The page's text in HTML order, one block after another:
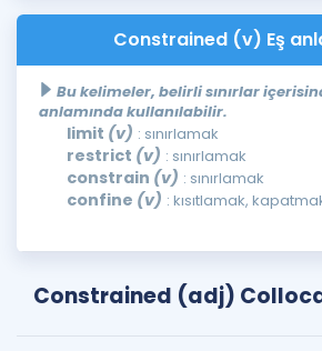
Constrained (v) Eş
Bu kelimeler, belirli sınırlar
anlamında kullanılabilir.
limit (v) : sınırlamak
restrict (v) : sınırlamak
constrain (v) : sınırlamak
confine (v) : kısıtlamak,
Constrained (adj)